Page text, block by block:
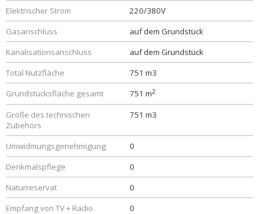
Elektrischer Strom
220/380V
Gasanschluss
auf dem Grundstück
Kanalisationsanschluss
auf dem Grundstück
Total Nutzfläche
751 m3
Grundstücksfläche gesamt
751 m2
Größe des technischen
Zubehörs
751 m3
Umwidmungsgenehmigung
0
Denkmalspflege
0
Naturreservat
0
Empfang von TV + Radio
0